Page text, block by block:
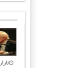
ئازار 17, 2025 Closed